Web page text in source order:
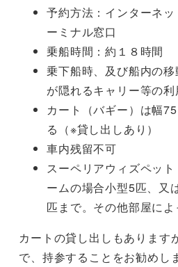
予約方法：インターネ
ーミナル窓口
乗船時間：約１８時間
乗下船時、及び船内の
が隠れるキャリー等の
カート（バギー）は幅
る（※貸し出しあり）
車内残留不可
スーペリアウィズペッ
ームの場合小型5匹、又
匹まで。その他部屋によ
カートの貸し出しもあります
で、持参することをお勧めし